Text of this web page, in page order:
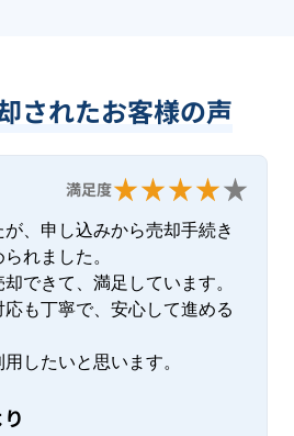
されたお客様の声
満足度
、申し込みから売却手続き
れました。
できて、満足しています。
も丁寧で、安心して進める
したいと思います。